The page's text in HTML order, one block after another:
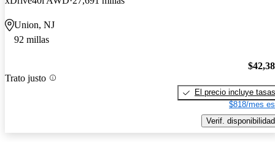
Union, NJ
92 millas
Trato justo
El precio incluye tasas
$818/mes
Verif. disponibilidad